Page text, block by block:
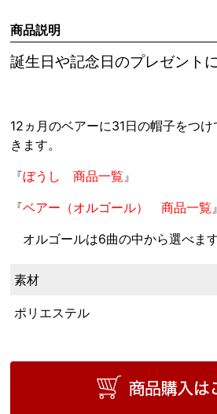
商品説明
誕生日や記念日のプレゼント
12ヵ月のベアーに31日の帽子をつ
きます。
『ぼうし 商品一覧』
『ベアー（オルゴール） 商品一覧』
オルゴールは6曲の中から選べます
素材
ポリエステル